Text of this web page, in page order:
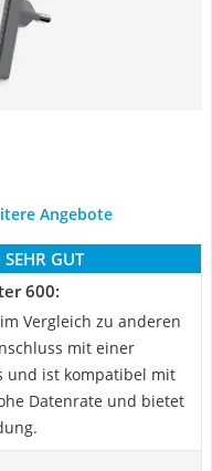
Angebote
SEHR GUT
600:
Vergleich zu anderen
mit einer
und ist kompatibel mit
Datenrate und bietet